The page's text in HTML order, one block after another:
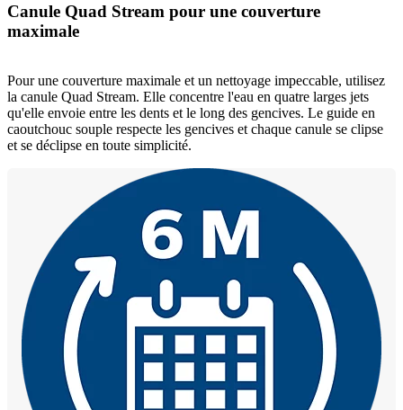
Canule Quad Stream pour une couverture
maximale
Pour une couverture maximale et un nettoyage impeccable, utilisez
la canule Quad Stream. Elle concentre l'eau en quatre larges jets
qu'elle envoie entre les dents et le long des gencives. Le guide en
caoutchouc souple respecte les gencives et chaque canule se clipse
et se déclipse en toute simplicité.